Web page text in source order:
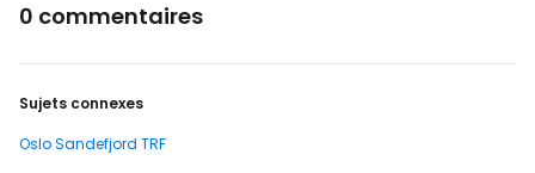
0 commentaires
Sujets connexes
Oslo Sandefjord TRF